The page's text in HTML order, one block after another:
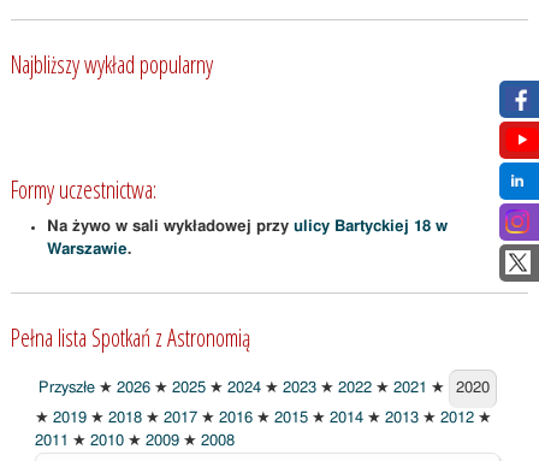
Najbliższy wykład popularny
Formy uczestnictwa:
Na żywo w sali wykładowej przy ulicy Bartyckiej 18 w
Warszawie.
Pełna lista Spotkań z Astronomią
Przyszłe ★ 2026 ★ 2025 ★ 2024 ★ 2023 ★ 2022 ★ 2021 ★
2020
2020
★ 2019 ★ 2018 ★ 2017 ★ 2016 ★ 2015 ★ 2014 ★ 2013 ★ 2012 ★
2011 ★ 2010 ★ 2009 ★ 2008